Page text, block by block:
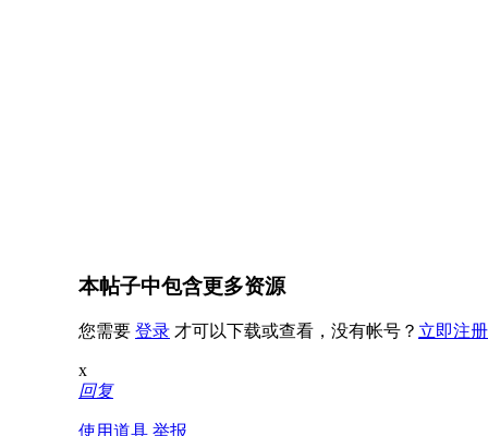
本帖子中包含更多资源
您需要 登录 才可以下载或查看，没有帐号？ 立即注册
x
回复
使用道具 举报